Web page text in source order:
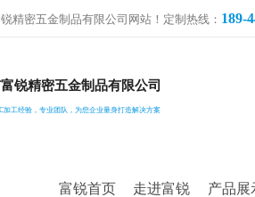
精密五金制品有限公司网站！定制热线： 189-
锐精密五金制品有限公司
加工经验，专业团队，为您企业量身打造解决方案
富锐首页 走进富锐 产品展